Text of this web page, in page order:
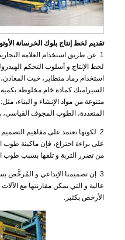
تقديم لخط إنتاج بلوك الخرسانة
1. عن طريق استخدام العلامة
لخط الإنتاج و أسلوب التحكم
استخدام رماد متطاير، خبث
السيراميك كمادة خام مخلوطة بكمية
متنوعة من مواد الإنشاء و البناء،
المتعددة، الطوب المجوف القياسي،
2. لكونها تعتمد على مفاهيم
على براءة اختراع، فإن ماكينة
من تضرر التربة و تلفها بسبب طوب
3. إن تصميمنا الإبداعي و المُرخَّص
عالية و التي يمكن مقارنتها مع
الأرخص بكثير.